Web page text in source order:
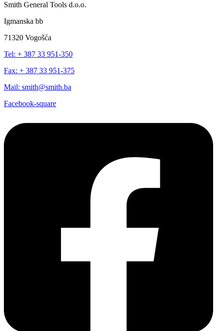
Smith General Tools d.o.o.
Igmanska bb
71320 Vogošća
Tel: + 387 33 951-350
Fax: + 387 33 951-375
Mail: smith@smith.ba
Facebook-square